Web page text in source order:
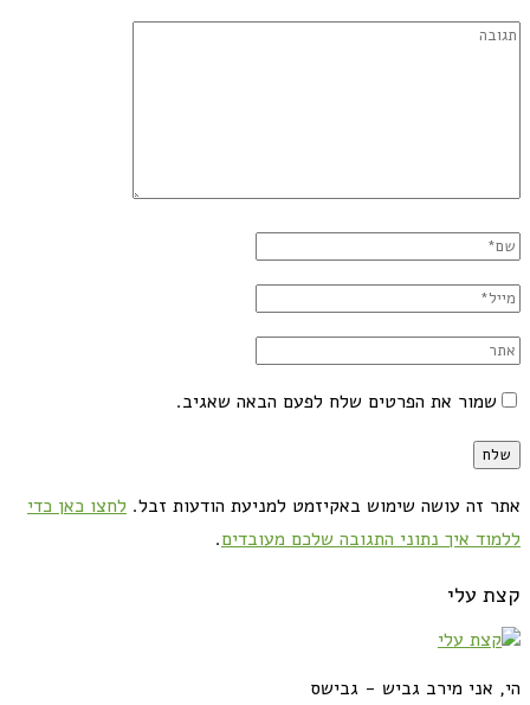
שמור את הפרטים שלח לפעם הבאה שאגיב.
אתר זה עושה שימוש באקיזמט למניעת הודעות זבל. לחצו כאן כדי
ללמוד איך נתוני התגובה שלכם מעובדים.
קצת עלי
הי, אני מירב גביש - גבישס